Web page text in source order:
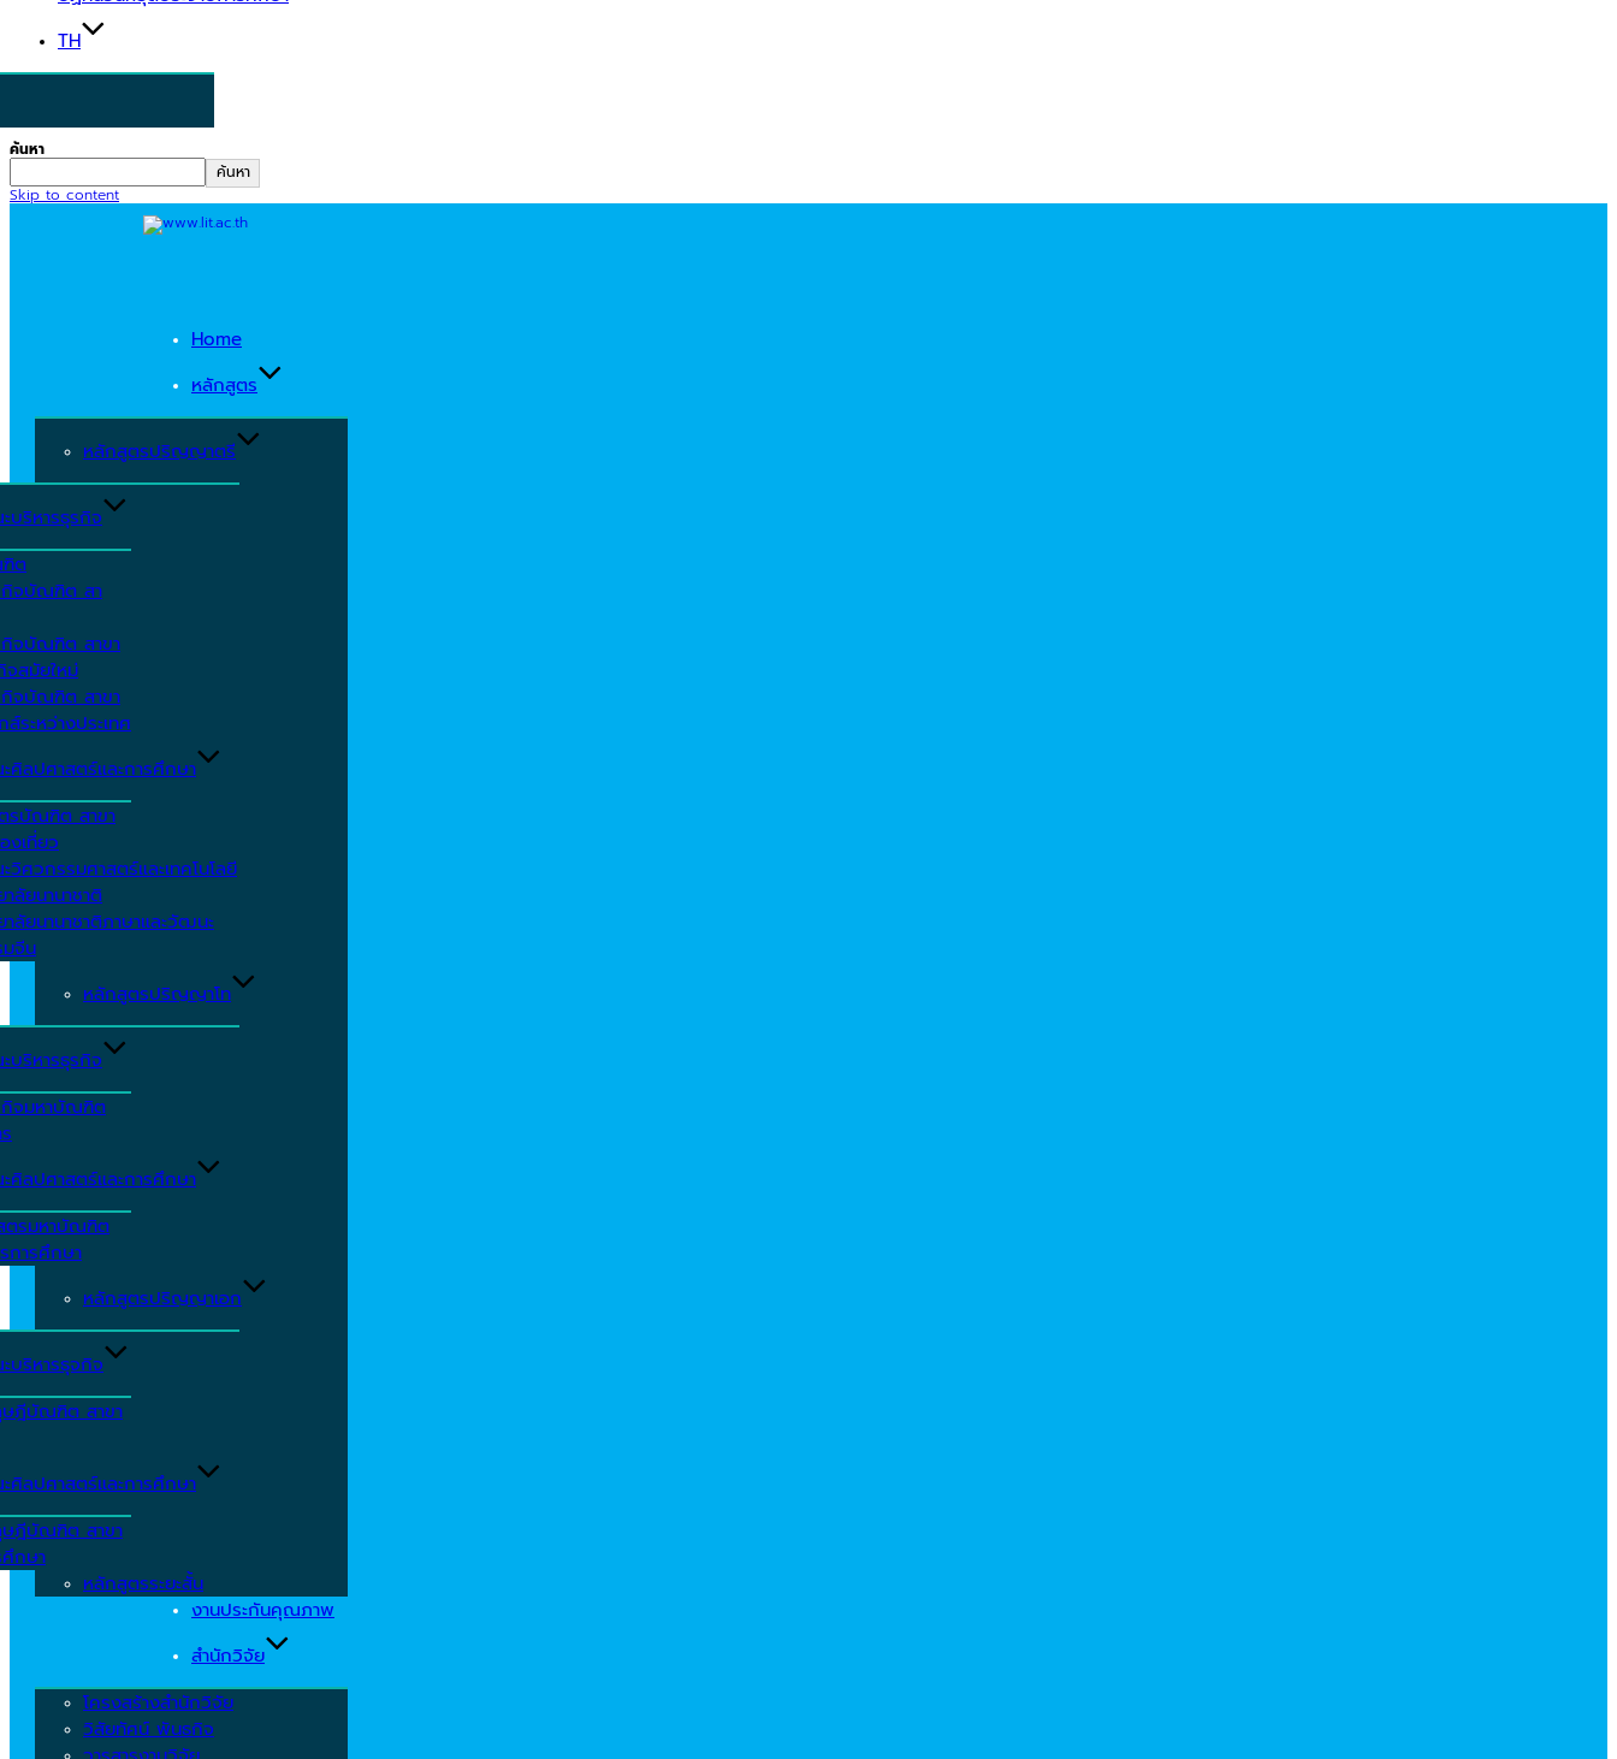
TH
ค้นหา
ค้นหา
Skip to content
Home
หลักสูตร
หลักสูตรปริญญาตรี
บริหารธุรกิจ
ต
กิจบัณฑิต สา
จบัณฑิต สาขา
จสมัยใหม่
จบัณฑิต สาขา
ระหว่างประเทศ
ศิลปศาสตร์และการศึกษา
รบัณฑิต สาขา
งเที่ยว
วิศวกรรมศาสตร์และเทคโนโลยี
ลัยนานาชาติ
ลัยนานาชาติภาษาและวัฒนะ
มจีน
หลักสูตรปริญญาโท
บริหารธุรกิจ
กิจมหาบัณฑิต
ศิลปศาสตร์และการศึกษา
ตรมหาบัณฑิต
การศึกษา
หลักสูตรปริญญาเอก
บริหารธุจกิจ
ฎีบัณฑิต สาขา
ศิลปศาสตร์และการศึกษา
ฎีบัณฑิต สาขา
ศึกษา
หลักสูตรระยะสั้น
งานประกันคุณภาพ
สำนักวิจัย
โครงสร้างสำนักวิจัย
วิสัยทัศน์ พันธกิจ